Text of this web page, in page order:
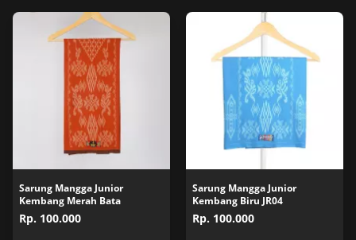
Sarung Mangga Junior
Kembang Merah Bata
Rp. 100.000
Sarung Mangga Junior
Kembang Biru JR04
Rp. 100.000